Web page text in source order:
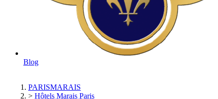
Blog
PARISMARAIS
> Hôtels Marais Paris